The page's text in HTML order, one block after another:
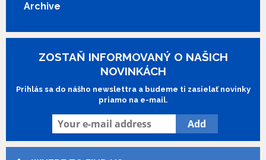
Archive
ZOSTAŇ INFORMOVANÝ O NAŠICH
NOVINKÁCH
Prihlás sa do nášho newslettra a budeme ti zasielať novinky
priamo na e-mail.